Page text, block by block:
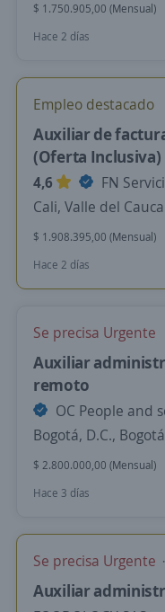
$ 1.750.905,00 (Mensual)
Hace 2 días
Empleo destacado
Auxiliar de
(Oferta Inclusiva)
4,6
FN
Cali, Valle del Cauca
$ 1.908.395,00 (Mensual)
Hace 2 días
Se precisa Urgente
Auxiliar
remoto
OC People and
Bogotá, D.C.,
$ 2.800.000,00 (Mensual)
Hace 3 días
Se precisa Urgente
Auxiliar